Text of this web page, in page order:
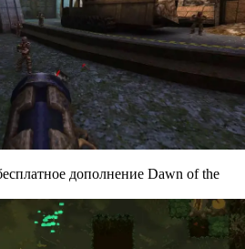
дополнение Dawn of the